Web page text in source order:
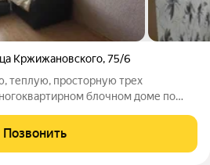
Кржижановского,75/6
теплую, просторную трех
блочном доме по
дома c большим балконом. В
Позвонить